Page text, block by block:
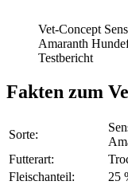
Vet-Concept
Amaranth
Testbericht
Fakten zum
Sorte:
Futterart:
Fleischanteil:
25